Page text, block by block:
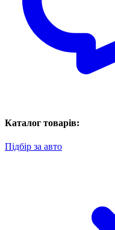
Каталог товарів:
Підбір за авто